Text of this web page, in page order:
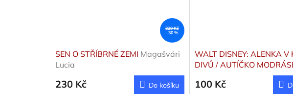
329 Kč
–30 %
SEN O STŘÍBRNÉ ZEMI Magašvári
Lucia
230 Kč Do košíku
WALT DISNEY: ALENKA V
DIVŮ / AUTÍČKO
TŘECH MALÝCH
100 Kč